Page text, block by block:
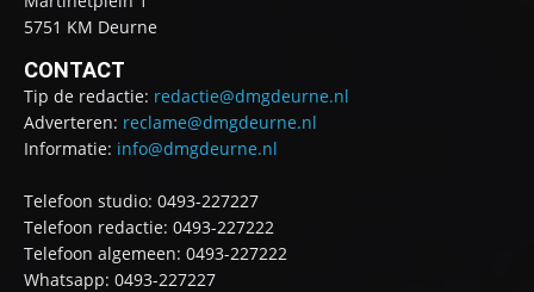
5751 KM Deurne
CONTACT
Tip de redactie: redactie@dmgdeurne.nl
Adverteren: reclame@dmgdeurne.nl
Informatie: info@dmgdeurne.nl
Telefoon studio: 0493-227227
Telefoon redactie: 0493-227222
Telefoon algemeen: 0493-227222
Whatsapp: 0493-227227